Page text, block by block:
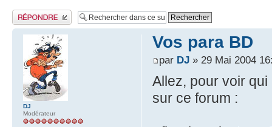
Publier une réponse
Vos para BD
par DJ» 29 Mai 2004
Allez, pour voir
sur ce forum :
DJ
Modérateur